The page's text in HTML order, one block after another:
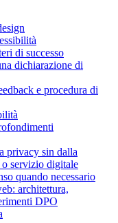
di successo
dichiarazione di
e procedura di
privacy sin dalla
servizio digitale
quando necessario
architettura,
DPO